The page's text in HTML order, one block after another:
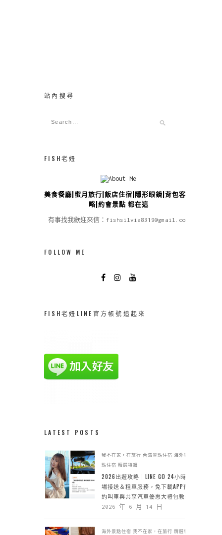
站內搜尋
FISH老妞
美食餐廳|蜜月旅行|飯店住宿|隱形眼鏡|背包客攻
略|約會景點 都在這
有事找我歡迎來信：fishsilvia8319@gmail.com
FOLLOW ME
FISH老妞LINE官方帳號追起來
LATEST POSTS
我不在家，在旅行 台灣景點住宿 海外景
點住宿 精選特輯
2026出遊攻略｜LINE GO 24小時機
場接送＆租車服務，免下載APP預
約叫車與共享汽車優惠大禮包教學
2026 年 6 月 14 日
海外景點住宿 我不在家，在旅行 精選特